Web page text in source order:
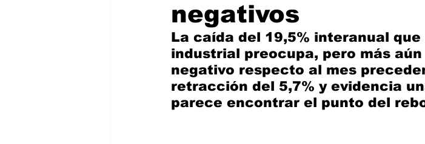
negativos
La caída del 19,5% interanual
industrial preocupa, pero más
negativo respecto al mes
retracción del 5,7% y evidencia
parece encontrar el punto del